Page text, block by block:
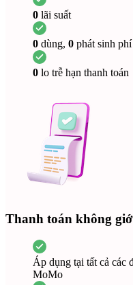
0 lãi suất
0 dùng, 0 phát sinh phí
0 lo trễ hạn thanh toán
Thanh toán không
Áp dụng tại tất cả các
MoMo